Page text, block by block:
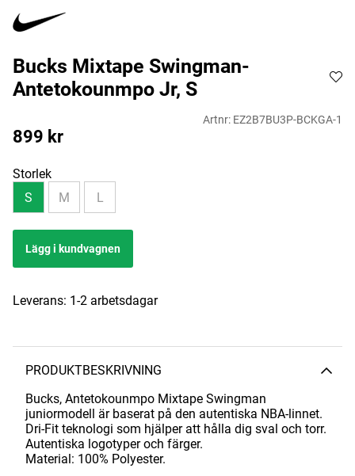
Bucks Mixtape Swingman-
Antetokounmpo Jr, S
Artnr: EZ2B7BU3P-BCKGA-1
899 kr
Storlek
S
M L
Lägg i kundvagnen
Leverans: 1-2 arbetsdagar
PRODUKTBESKRIVNING
Bucks, Antetokounmpo Mixtape Swingman
juniormodell är baserat på den autentiska NBA-linnet.
Dri-Fit teknologi som hjälper att hålla dig sval och torr.
Autentiska logotyper och färger.
Material: 100% Polyester.